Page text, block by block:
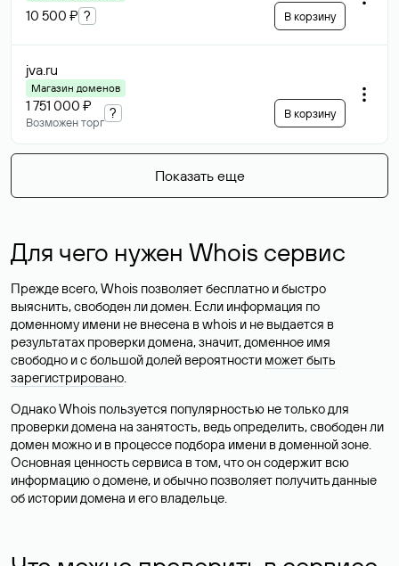
10 500 ₽ ? В корзину
jva.ru
Магазин доменов
1 751 000 ₽
Возможен торг
? В корзину
Показать еще
Для чего нужен Whois сервис
Прежде всего, Whois позволяет бесплатно и быстро
выяснить, свободен ли домен. Если информация по
доменному имени не внесена в whois и не выдается в
результатах проверки домена, значит, доменное имя
свободно и с большой долей вероятности может быть
зарегистрировано.
Однако Whois пользуется популярностью не только для
проверки домена на занятость, ведь определить, свободен ли
домен можно и в процессе подбора имени в доменной зоне.
Основная ценность сервиса в том, что он содержит всю
информацию о домене, и обычно позволяет получить данные
об истории домена и его владельце.